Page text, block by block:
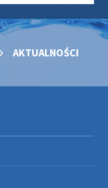
AKTUALNOŚCI